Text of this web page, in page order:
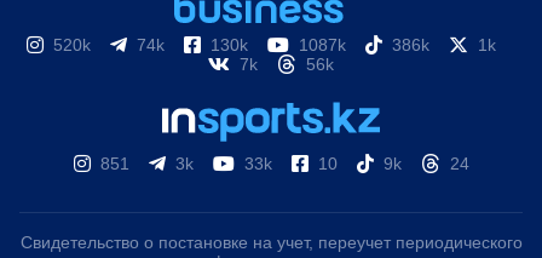
520k 74k 130k 1087k 386k
1k
7k
56k
851 3k 33k 10 9k 24
Свидетельство о постановке на учет, переучет периодического